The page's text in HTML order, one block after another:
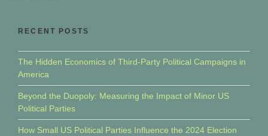
RECENT POSTS
The Hidden Economics of Third-Party Political Campaigns in
America
Beyond the Duopoly: Measuring the Impact of Minor US
Political Parties
How Small US Political Parties Influence the 2024 Election